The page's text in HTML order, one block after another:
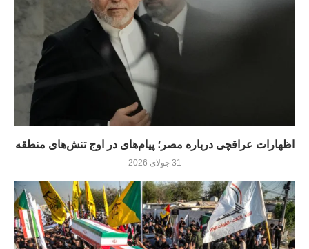
اظهارات عراقچی درباره مصر؛ پیام‌های در اوج تنش‌های منطقه
31 جولای 2026